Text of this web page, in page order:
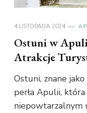
4 LISTOPADA 2024
Ostuni w
Atrakcje
Ostuni, znane
perła Apulii,
niepowtarzalnym